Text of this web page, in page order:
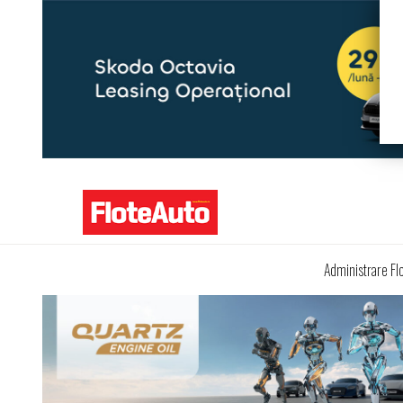
Administrare